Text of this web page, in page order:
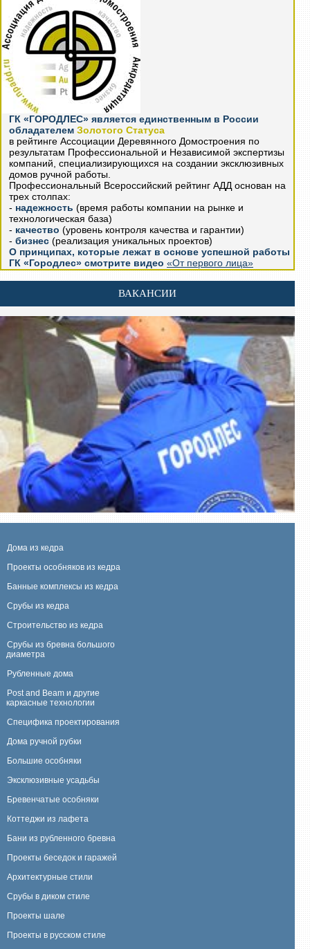
ГК «ГОРОДЛЕС» является единственным в России
обладателем Золотого Статуса
в рейтинге Ассоциации Деревянного Домостроения по
результатам Профессиональной и Независимой экспертизы
компаний, специализирующихся на создании эксклюзивных
домов ручной работы.
Профессиональный Всероссийский рейтинг АДД основан на
трех столпах:
- надежность (время работы компании на рынке и
технологическая база)
- качество (уровень контроля качества и гарантии)
- бизнес (реализация уникальных проектов)
О принципах, которые лежат в основе успешной работы
ГК «Городлес» смотрите видео «От первого лица»
ВАКАНСИИ
Дома из кедра
Проекты особняков из кедра
Банные комплексы из кедра
Срубы из кедра
Строительство из кедра
Срубы из бревна большого
диаметра
Рубленные дома
Post and Beam и другие
каркасные технологии
Специфика проектирования
Дома ручной рубки
Большие особняки
Эксклюзивные усадьбы
Бревенчатые особняки
Коттеджи из лафета
Бани из рубленного бревна
Проекты беседок и гаражей
Архитектурные стили
Срубы в диком стиле
Проекты шале
Проекты в русском стиле